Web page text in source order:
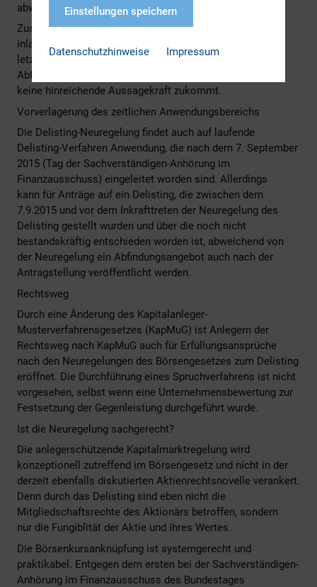
abweichen.
Zusammenfassend gilt: Der gewichtete durchschnittliche
inländische Börsenkurs der Wertpapiere während des
letzten halben Jahres ist also für die Festsetzung des
Abfindungsbetrags dann nicht maßgeblich, wenn diesem
keine hinreichende Aussagekraft zukommt.
Vorverlagerung des zeitlichen Anwendungsbereichs
Die Delisting-Neuregelung findet auch auf laufende
Delisting-Verfahren Anwendung, die nach dem 7. September
2015 (Tag der Sachverständigen-Anhörung im
Finanzausschuss) eingeleitet worden sind. Allerdings
kann für Anträge auf ein Delisting, die zwischen dem
7.9.2015 und vor dem Inkrafttreten der Neuregelung des
Delisting gestellt wurden und über die noch nicht
bestandskräftig entschieden worden ist, abweichend von
der Neuregelung ein Abfindungsangebot auch nach der
Antragstellung veröffentlicht werden.
Rechtsweg
Durch eine Änderung des Kapitalanleger-
Musterverfahrensgesetzes (KapMuG) ist Anlegern der
Rechtsweg nach KapMuG auch für Erfüllungsansprüche
nach den Neuregelungen des Börsengesetzes zum Delisting
eröffnet. Die Durchführung eines Spruchverfahrens ist nicht
vorgesehen, selbst wenn eine Unternehmensbewertung zur
Festsetzung der Gegenleistung durchgeführt wurde.
Ist die Neuregelung sachgerecht?
Die anlegerschützende Kapitalmarktregelung wird
konzeptionell zutreffend im Börsengesetz und nicht in der
derzeit ebenfalls diskutierten Aktienrechtsnovelle verankert.
Denn durch das Delisting sind eben nicht die
Mitgliedschaftsrechte des Aktionärs betroffen, sondern
nur die Fungiblität der Aktie und ihres Wertes.
Die Börsenkursanknüpfung ist systemgerecht und
praktikabel. Entgegen dem ersten bei der Sachverständigen-
Anhörung im Finanzausschuss des Bundestages
Einstellungen speichern
Datenschutzhinweise Impressum